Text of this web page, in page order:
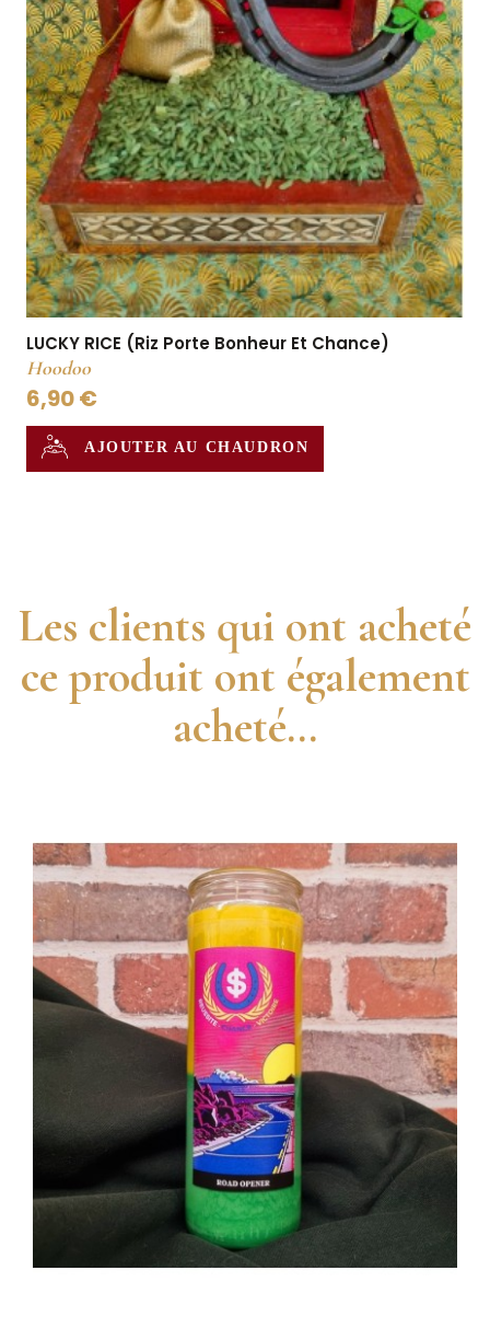
LUCKY RICE (Riz Porte Bonheur Et Chance)
Hoodoo
6,90 €
AJOUTER AU CHAUDRON
Les clients qui ont acheté
ce produit ont également
acheté...